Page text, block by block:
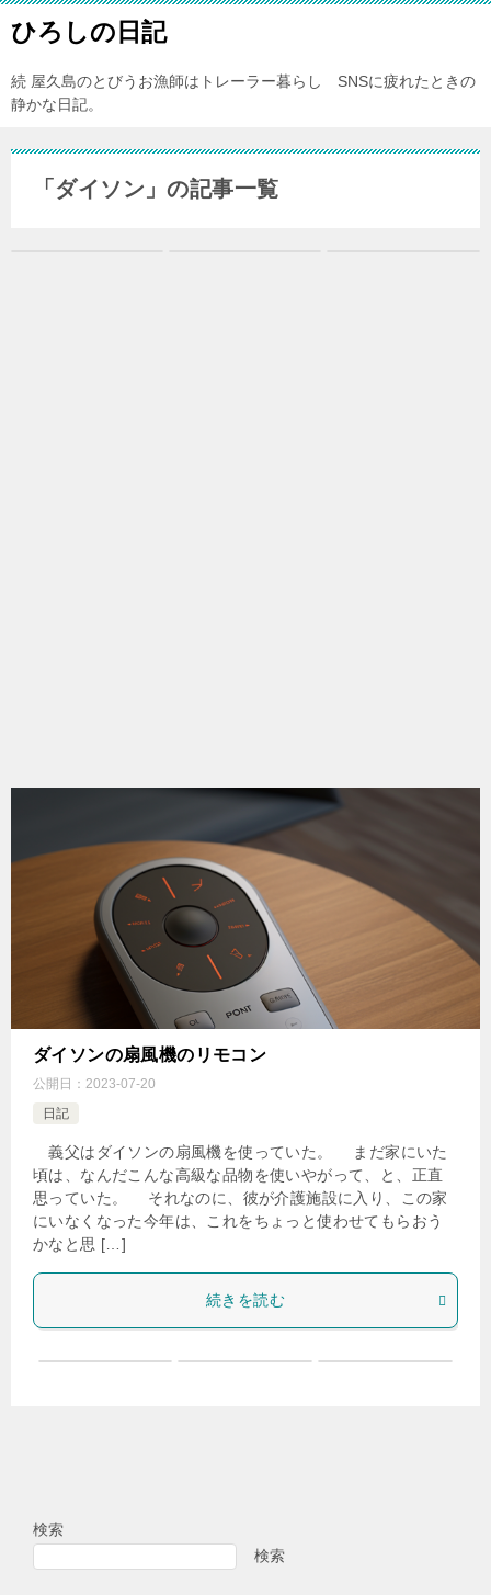
ひろしの日記
続 屋久島のとびうお漁師はトレーラー暮らし SNSに疲れたときの
静かな日記。
「ダイソン」の記事一覧
ダイソンの扇風機のリモコン
公開日： 2023-07-20
日記
義父はダイソンの扇風機を使っていた。 まだ家にいた
頃は、なんだこんな高級な品物を使いやがって、と、正直
思っていた。 それなのに、彼が介護施設に入り、この家
にいなくなった今年は、これをちょっと使わせてもらおう
かなと思 […]
続きを読む
検索
検索